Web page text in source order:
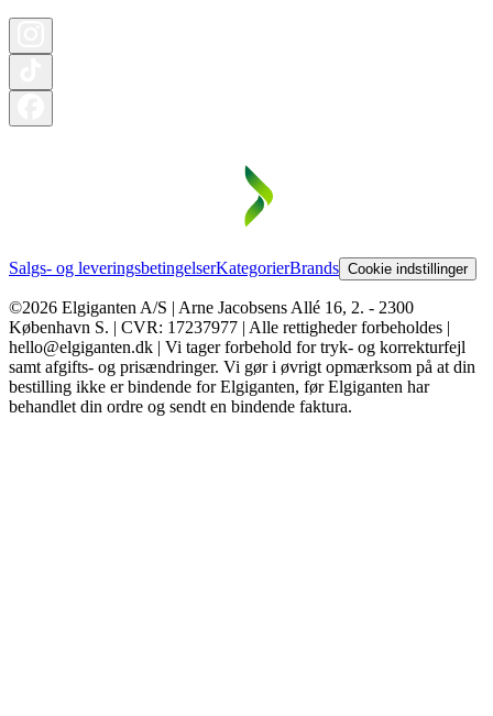
Salgs- og leveringsbetingelserKategorierBrands Cookie indstillinger
©2026 Elgiganten A/S | Arne Jacobsens Allé 16, 2. - 2300
København S. | CVR: 17237977 | Alle rettigheder forbeholdes |
hello@elgiganten.dk | Vi tager forbehold for tryk- og korrekturfejl
samt afgifts- og prisændringer. Vi gør i øvrigt opmærksom på at din
bestilling ikke er bindende for Elgiganten, før Elgiganten har
behandlet din ordre og sendt en bindende faktura.